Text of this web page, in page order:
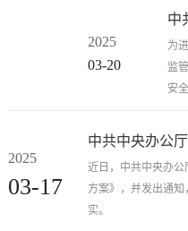
2025
03-20
中
进
意
为
监
安
全
2025
03-17
中共中央办公
项行动方案》
近日，中共中央办
方案》，并发出通
实。